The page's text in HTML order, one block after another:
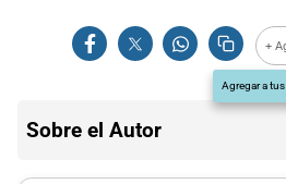
+
Agregar a
Sobre el Autor